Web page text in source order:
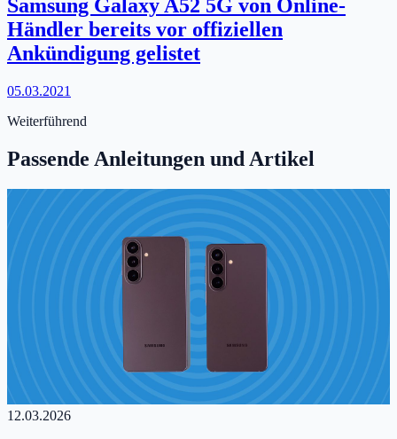
Samsung Galaxy A52 5G von Online-
Händler bereits vor offiziellen
Ankündigung gelistet
05.03.2021
Weiterführend
Passende Anleitungen und Artikel
12.03.2026